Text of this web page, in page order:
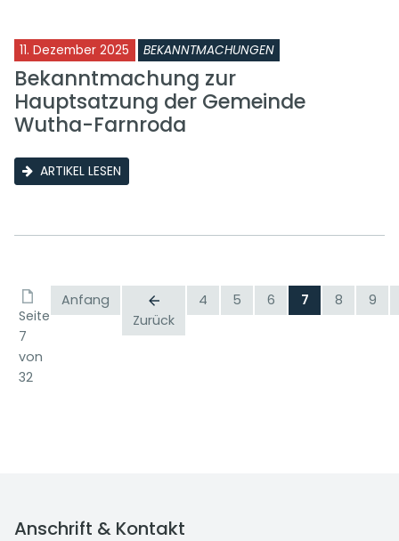
11. Dezember 2025 BEKANNTMACHUNGEN
Bekanntmachung zur
Hauptsatzung der Gemeinde
Wutha-Farnroda
ARTIKEL LESEN
Seite
7
von
32
Anfang
Zurück
4 5 6 7 8 9
Anschrift & Kontakt